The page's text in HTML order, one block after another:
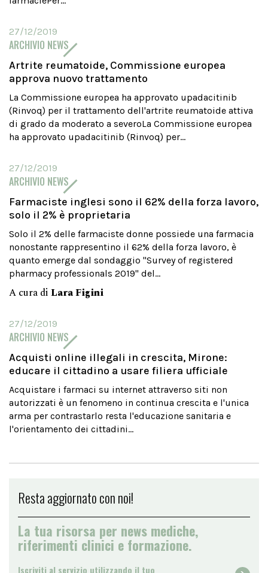
27/12/2019
ARCHIVIO NEWS
Artrite reumatoide, Commissione europea
approva nuovo trattamento
La Commissione europea ha approvato upadacitinib
(Rinvoq) per il trattamento dell'artrite reumatoide attiva
di grado da moderato a severoLa Commissione europea
ha approvato upadacitinib (Rinvoq) per...
27/12/2019
ARCHIVIO NEWS
Farmaciste inglesi sono il 62% della forza lavoro,
solo il 2% è proprietaria
Solo il 2% delle farmaciste donne possiede una farmacia
nonostante rappresentino il 62% della forza lavoro, è
quanto emerge dal sondaggio "Survey of registered
pharmacy professionals 2019" del...
A cura di Lara Figini
27/12/2019
ARCHIVIO NEWS
Acquisti online illegali in crescita, Mirone:
educare il cittadino a usare filiera ufficiale
Acquistare i farmaci su internet attraverso siti non
autorizzati è un fenomeno in continua crescita e l'unica
arma per contrastarlo resta l'educazione sanitaria e
l'orientamento dei cittadini...
Resta aggiornato con noi!
La tua risorsa per news mediche,
riferimenti clinici e formazione.
Iscriviti al servizio utilizzando il tuo